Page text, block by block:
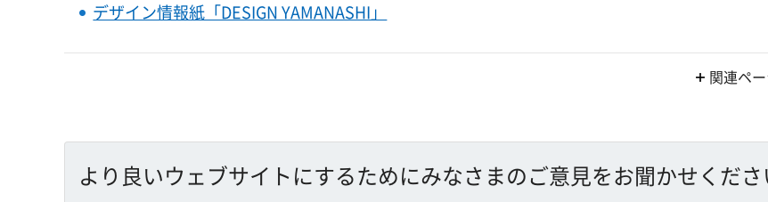
デザイン情報紙「DESIGN YAMANASHI」
関連ペ
より良いウェブサイトにするためにみなさまのご意見をお聞かせくださ